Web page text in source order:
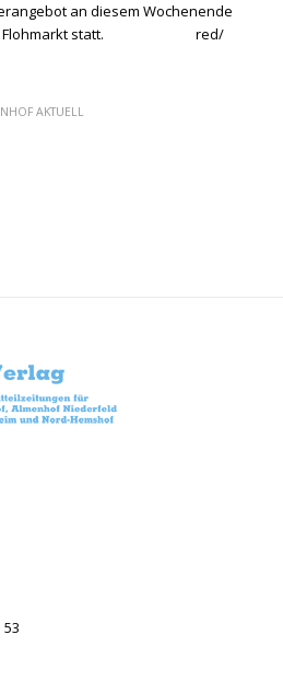
an diesem Wochenende
kein Flohmarkt statt. red/
AKTUELL